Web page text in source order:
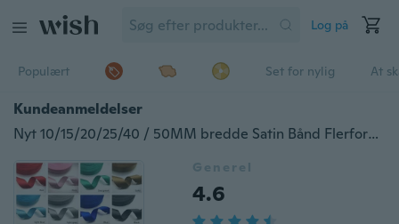
Log på
Populært Set for nylig At
Kundeanmeldelser
Nyt 10/15/20/25/40 / 50MM bredde Satin Bånd Flerformål Bryllupsfest håndværk
Generel
4.6